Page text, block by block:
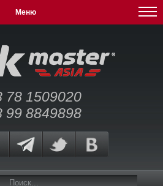
Меню
78 1509020
99 8849898